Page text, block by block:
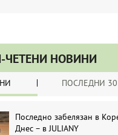
ЧЕТЕНИ НОВИНИ
ПОСЛЕДНИ
Последно забелязан в
Днес – в JULIANY